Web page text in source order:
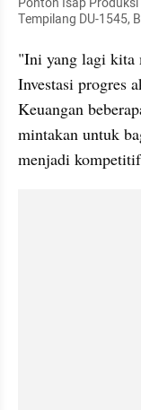
Tempilang DU-1545,
"Ini yang lagi kita
Investasi progres
Keuangan
mintakan untuk
menjadi